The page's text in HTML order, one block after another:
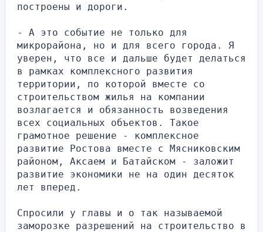
построены и дороги.
- А это событие не только для
микрорайона, но и для всего города. Я
уверен, что все и дальше будет делаться
в рамках комплексного развития
территории, по которой вместе со
строительством жилья на компании
возлагается и обязанность возведения
всех социальных объектов. Такое
грамотное решение - комплексное
развитие Ростова вместе с Мясниковским
районом, Аксаем и Батайском - заложит
развитие экономики не на один десяток
лет вперед.
Спросили у главы и о так называемой
заморозке разрешений на строительство в